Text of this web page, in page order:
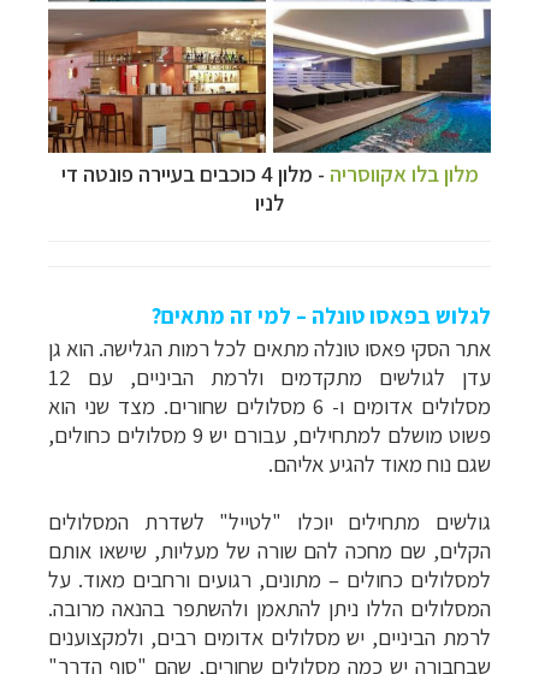
מלון בלו אקווסריה - מלון 4 כוכבים בעיירה
פונטה די
לניו
לגלוש בפאסו טונלה – למי זה מתאים?
אתר הסקי פאסו טונלה מתאים לכל רמות הגלישה. הוא גן
עדן לגולשים מתקדמים ולרמת הביניים, עם 12
מסלולים אדומים ו- 6 מסלולים שחורים. מצד שני הוא
פשוט מושלם למתחילים, עבורם יש 9 מסלולים כחולים,
שגם נוח מאוד להגיע אליהם.
גולשים מתחילים יוכלו "לטייל" לשדרת המסלולים
הקלים, שם מחכה להם שורה של מעליות, שישאו אותם
למסלולים כחולים – מתונים, רגועים ורחבים מאוד. על
המסלולים הללו ניתן להתאמן ולהשתפר בהנאה מרובה.
לרמת הביניים, יש מסלולים אדומים רבים, ולמקצוענים
שבחבורה יש כמה מסלולים שחורים, שהם "סוף הדרך"